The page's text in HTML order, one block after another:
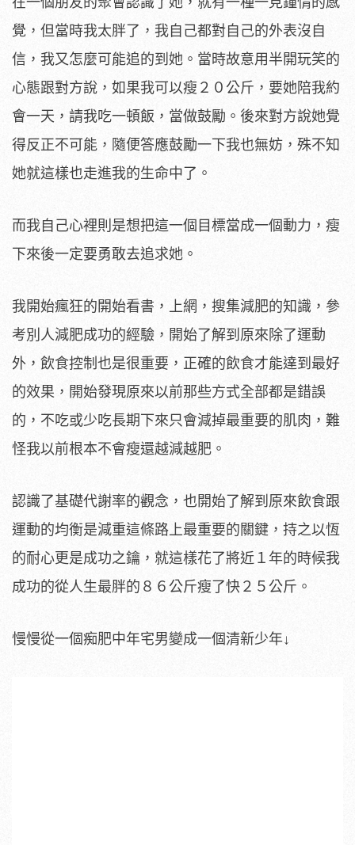
覺，但當時我太胖了，我自己都對自己的外表沒自
信，我又怎麼可能追的到她。當時故意用半開玩笑的
心態跟對方說，如果我可以瘦２０公斤，要她陪我約
會一天，請我吃一頓飯，當做鼓勵。後來對方說她覺
得反正不可能，隨便答應鼓勵一下我也無妨，殊不知
她就這樣也走進我的生命中了。
而我自己心裡則是想把這一個目標當成一個動力，瘦
下來後一定要勇敢去追求她。
我開始瘋狂的開始看書，上網，搜集減肥的知識，參
考別人減肥成功的經驗，開始了解到原來除了運動
外，飲食控制也是很重要，正確的飲食才能達到最好
的效果，開始發現原來以前那些方式全部都是錯誤
的，不吃或少吃長期下來只會減掉最重要的肌肉，難
怪我以前根本不會瘦還越減越肥。
認識了基礎代謝率的觀念，也開始了解到原來飲食跟
運動的均衡是減重這條路上最重要的關鍵，持之以恆
的耐心更是成功之鑰，就這樣花了將近１年的時候我
成功的從人生最胖的８６公斤瘦了快２５公斤。
慢慢從一個痴肥中年宅男變成一個清新少年↓